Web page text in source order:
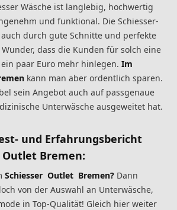
Wäsche ist langlebig, hochwertig
und funktional. Die Schiesser-
durch gute Schnitte und perfekte
Wunder, dass die Kunden für solch eine
paar Euro mehr hinlegen. Im
kann man aber ordentlich sparen.
sein Angebot auch auf passgenaue
Unterwäsche ausgeweitet hat.
und Erfahrungsbericht
Outlet Bremen:
Schiesser Outlet Bremen? Dann
von der Auswahl an Unterwäsche,
in Top-Qualität! Gleich hier weiter